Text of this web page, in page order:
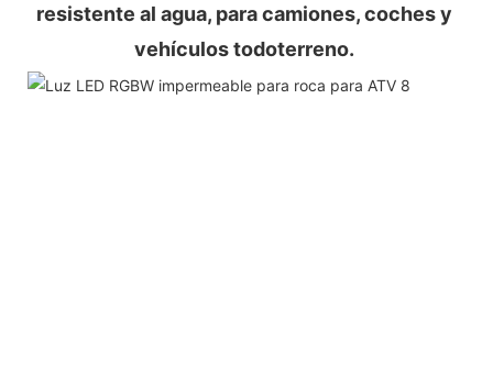
resistente al agua, para camiones, coches y
vehículos todoterreno.